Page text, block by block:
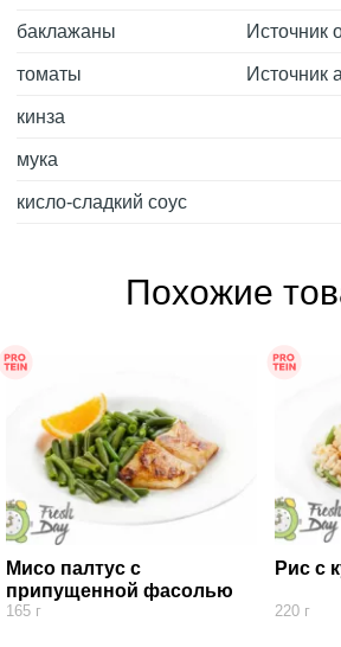
баклажаны Источник
томаты Источник
кинза
мука
кисло-сладкий соус
Похожие
Мисо палтус с
припущенной фасолью
165 г
Рис с
220 г